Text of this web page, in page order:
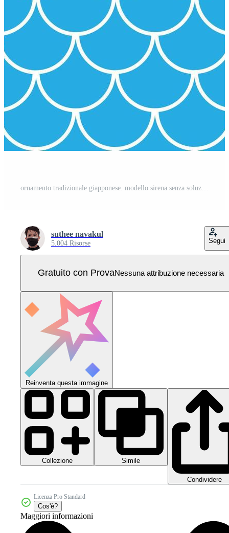
suthee navakul
5.004 Risorse Segui
Gratuito con ProvaNessuna attribuzione necessaria
Reinventa questa immagine
Collezione Simile
Condividere
Licenza Pro Standard
Cos'è?
Maggiori informazioni